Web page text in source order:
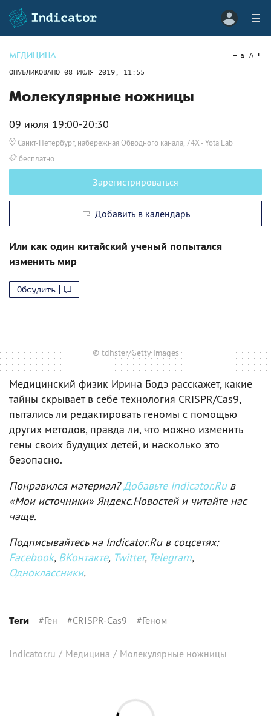
МЕДИЦИНА
ОПУБЛИКОВАНО 08 ИЮЛЯ 2019, 11:55
a A
Молекулярные ножницы
09 июля 19:00-20:30
Санкт-Петербург, набережная Обводного канала, 74Х - Yota Lab
бесплатно
Зарегистрироваться
Добавить в календарь
Или как один китайский ученый попытался
изменить мир
Обсудить
© tdhster/Getty Images
Медицинский физик Ирина Бодэ расскажет, какие
тайны скрывает в себе технология CRISPR/Cas9,
пытались ли редактировать геномы с помощью
других методов, правда ли, что можно изменить
гены своих будущих детей, и насколько это
безопасно.
Понравился материал?Добавьте Indicator.Ruв
«Мои источники» Яндекс.Новостей и читайте нас
чаще.
Подписывайтесь на Indicator.Ru в соцсетях:
Facebook, ВКонтакте, Twitter, Telegram,
Одноклассники.
Теги #Ген #CRISPR-Cas9 #Геном
Indicator.ru / Медицина / Молекулярные ножницы